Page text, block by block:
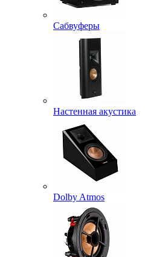
Сабвуферы
Настенная акустика
Dolby Atmos